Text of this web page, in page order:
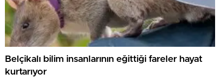
Belçikalı bilim insanlarının eğittiği fareler hayat
kurtarıyor